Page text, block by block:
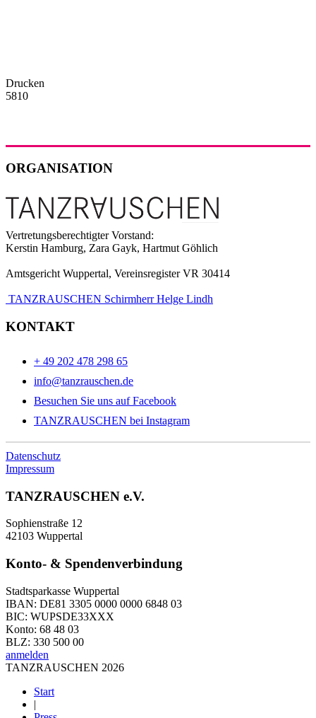
Drucken
5810
ORGANISATION
Vertretungsberechtigter Vorstand:
Kerstin Hamburg, Zara Gayk, Hartmut Göhlich
Amtsgericht Wuppertal, Vereinsregister VR 30414
TANZRAUSCHEN Schirmherr Helge Lindh
KONTAKT
+ 49 202 478 298 65
info@tanzrauschen.de
Besuchen Sie uns auf Facebook
TANZRAUSCHEN bei Instagram
Datenschutz
Impressum
TANZRAUSCHEN e.V.
Sophienstraße 12
42103 Wuppertal
Konto- & Spendenverbindung
Stadtsparkasse Wuppertal
IBAN: DE81 3305 0000 0000 6848 03
BIC: WUPSDE33XXX
Konto: 68 48 03
BLZ: 330 500 00
anmelden
TANZRAUSCHEN 2026
Start
|